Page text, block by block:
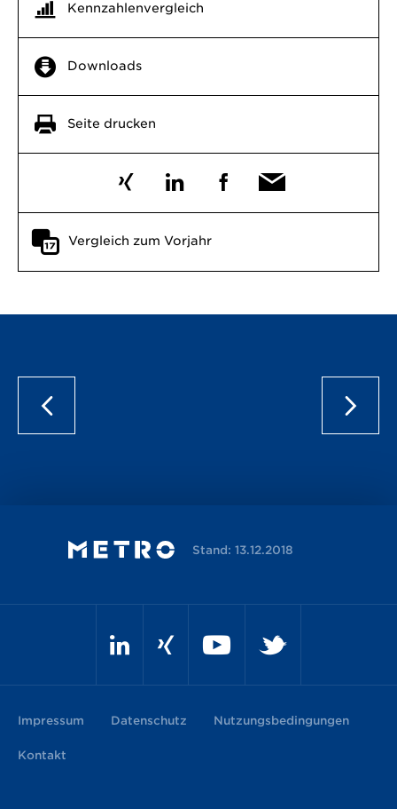
Kennzahlenvergleich
Downloads
Seite drucken
Vergleich zum Vorjahr
Stand: 13.12.2018
Impressum Datenschutz Nutzungsbedingungen
Kontakt